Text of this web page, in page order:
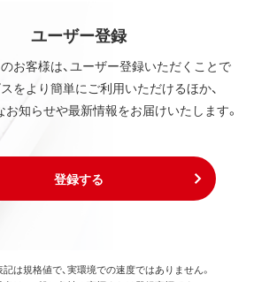
ユーザー登録
お客様は、ユーザー登録いただくことで
をより簡単にご利用いただけるほか、
知らせや最新情報をお届けいたします。
登録する
は規格値で、実環境での速度ではありません。